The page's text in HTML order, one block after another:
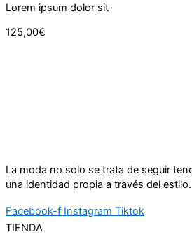
Lorem ipsum dolor sit
125,00€
La moda no solo se trata de seguir
una identidad propia a través del estilo.
Facebook-f Instagram Tiktok
TIENDA